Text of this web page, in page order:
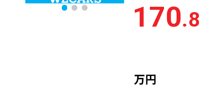
170.8
万円